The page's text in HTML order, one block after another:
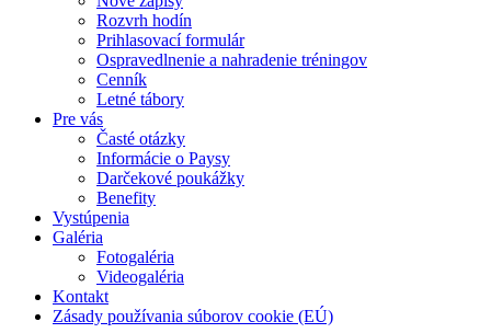
Rozvrh hodín
Prihlasovací formulár
Ospravedlnenie a nahradenie tréningov
Cenník
Letné tábory
Pre vás
Časté otázky
Informácie o Paysy
Darčekové poukážky
Benefity
Vystúpenia
Galéria
Fotogaléria
Videogaléria
Kontakt
Zásady používania súborov cookie (EÚ)